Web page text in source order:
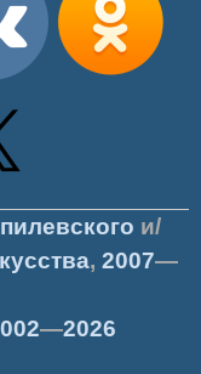
и/
, 2007—
—2026